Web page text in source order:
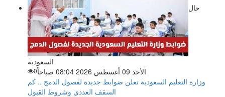
حال
السعودية
الأحد 09 أغسطس 2026 08:04 صباحاً
0
وزارة التعليم السعودية تعلن ضوابط جديدة لفصول الدمج .. كم
السقف العددي وشروط القبول